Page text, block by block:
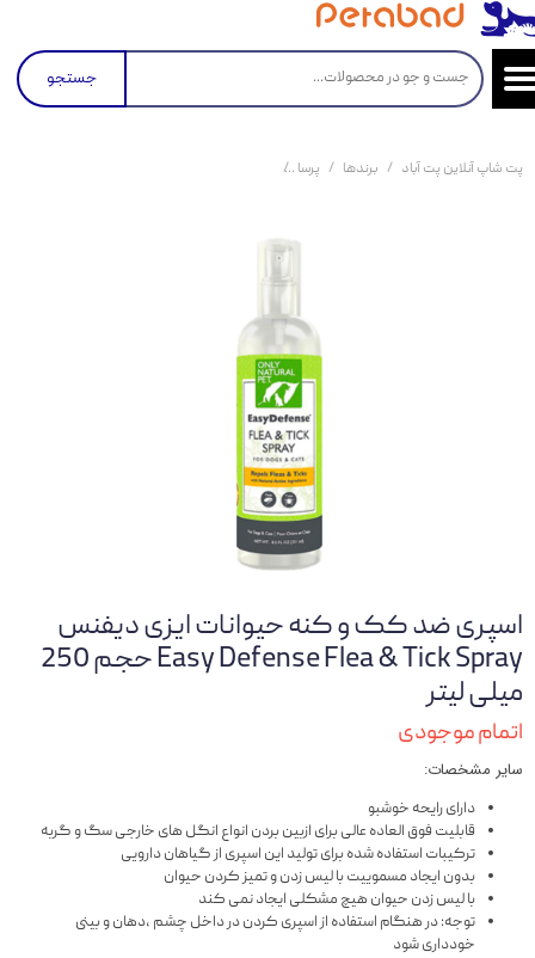
جستجو
پت شاپ آنلاین پت آباد برندها پرسا
اسپری ضد کک و کنه حیوانات ایزی دیفنس
Easy Defense Flea & Tick Spray حجم 250
میلی لیتر
اتمام موجودی
سایر مشخصات:
دارای رایحه خوشبو
قابلیت فوق العاده عالی برای ازبین بردن انواع انگل های خارجی سگ و گربه
ترکیبات استفاده شده برای تولید این اسپری از گیاهان دارویی
بدون ایجاد مسموییت با لیس زدن و تمیز کردن حیوان
با لیس زدن حیوان هیچ مشکلی ایجاد نمی کند
توجه: در هنگام استفاده از اسپری کردن در داخل چشم ،دهان و بینی
خودداری شود